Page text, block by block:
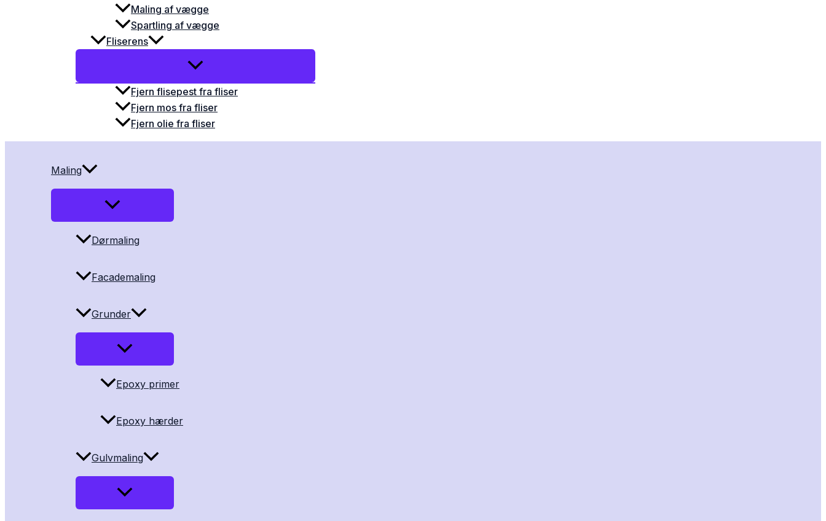
Maling af vægge
Spartling af vægge
Fliserens
Fjern flisepest fra fliser
Fjern mos fra fliser
Fjern olie fra fliser
Maling
Dørmaling
Facademaling
Grunder
Epoxy primer
Epoxy hærder
Gulvmaling